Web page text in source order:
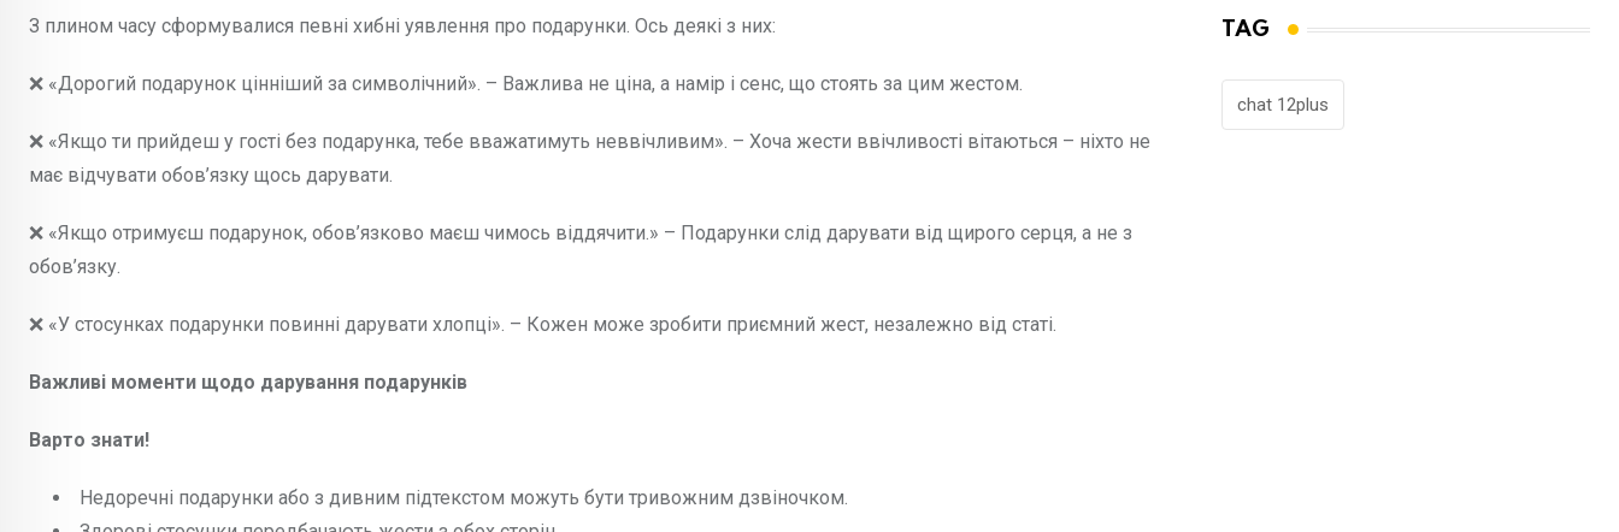
З плином часу сформувалися певні хибні уявлення про подарунки. Ось деякі з них:
❌ «Дорогий подарунок цінніший за символічний». – Важлива не ціна, а намір і сенс, що стоять за цим жестом.
❌ «Якщо ти прийдеш у гості без подарунка, тебе вважатимуть неввічливим». – Хоча жести ввічливості вітаються – ніхто не
має відчувати обов’язку щось дарувати.
❌ «Якщо отримуєш подарунок, обов’язково маєш чимось віддячити.» – Подарунки слід дарувати від щирого серця, а не з
обов’язку.
❌ «У стосунках подарунки повинні дарувати хлопці». – Кожен може зробити приємний жест, незалежно від статі.
Важливі моменти щодо дарування подарунків
Варто знати!
Недоречні подарунки або з дивним підтекстом можуть бути тривожним дзвіночком.
TAG
chat 12plus